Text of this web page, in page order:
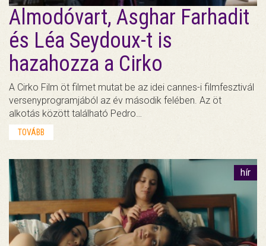
Almodóvart, Asghar Farhadit
és Léa Seydoux-t is
hazahozza a Cirko
A Cirko Film öt filmet mutat be az idei cannes-i filmfesztivál
versenyprogramjából az év második felében. Az öt
alkotás között található Pedro…
TOVÁBB
hír